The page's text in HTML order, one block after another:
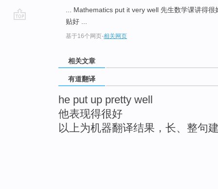
... Mathematics put it very well 先生数学课讲得
贴好 ...
基于16个网页-相关网页
相关文章
有道翻译
he put up pretty well
他表现得很好
以上为机器翻译结果，长、整句